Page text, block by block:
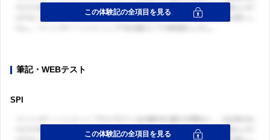
筆記・WEBテスト
SPI